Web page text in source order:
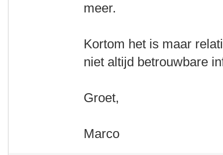
meer.
Kortom het is maar
niet altijd betrouwbare
Groet,
Marco